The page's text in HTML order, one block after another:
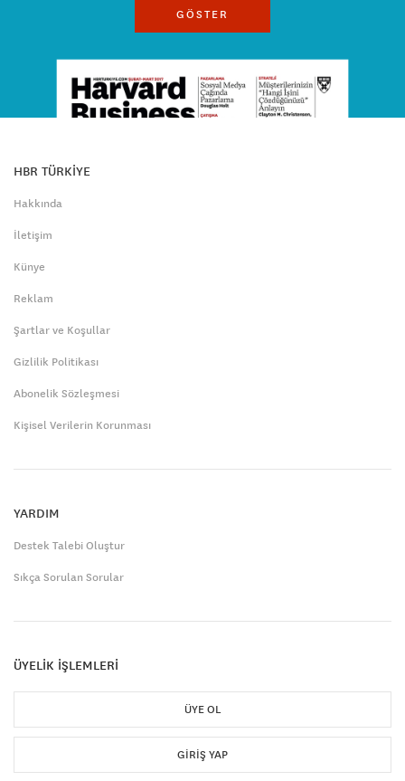
GÖSTER
HBR TÜRKİYE
Hakkında
İletişim
Künye
Reklam
Şartlar ve Koşullar
Gizlilik Politikası
Abonelik Sözleşmesi
Kişisel Verilerin Korunması
YARDIM
Destek Talebi Oluştur
Sıkça Sorulan Sorular
ÜYELİK İŞLEMLERİ
ÜYE OL
GIRIŞ YAP